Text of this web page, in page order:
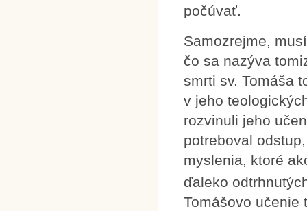
počúvať.
Samozrejme,
čo sa nazýva
smrti sv. Tomáša
v jeho
rozvinuli jeho
potreboval
myslenia, ktoré
ďaleko
Tomášovo učenie